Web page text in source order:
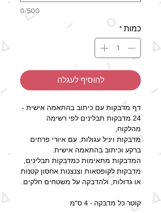
0/500
כמות *
להוסיף לעגלה
דף מדבקות עם כיתוב בהתאמה אישית -
24 מדבקות תבלינים לפי רשימה
מהלקוח,
מדבקות ויניל עגולות, עם איורי פרחים
ברקע וכיתוב בהתאמה אישית.
המדבקות מתאימות כמדבקות תבלינים,
מדבקות לקופסאות וצנצנות אחסון קטנות
או גדולות, ולהדבקה על משטחים חלקים.
קוטר כל מדבקה - 4 ס"מ